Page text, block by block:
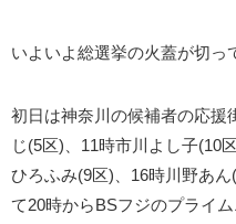
いよいよ総選挙の火蓋が切っ
初日は神奈川の候補者の応援
じ(5区)、11時市川よし子(10
ひろふみ(9区)、16時川野あ
て20時からBSフジのプライ